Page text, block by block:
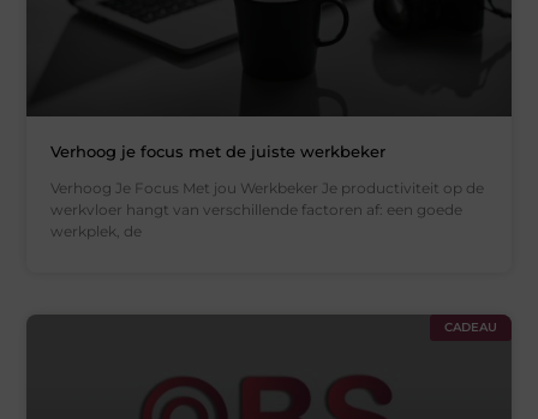
Verhoog je focus met de juiste werkbeker
Verhoog Je Focus Met jou Werkbeker Je productiviteit op de
werkvloer hangt van verschillende factoren af: een goede
werkplek, de
CADEAU